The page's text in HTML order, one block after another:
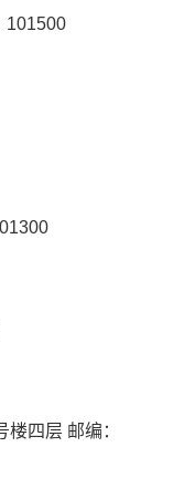
101500
四层 邮编：